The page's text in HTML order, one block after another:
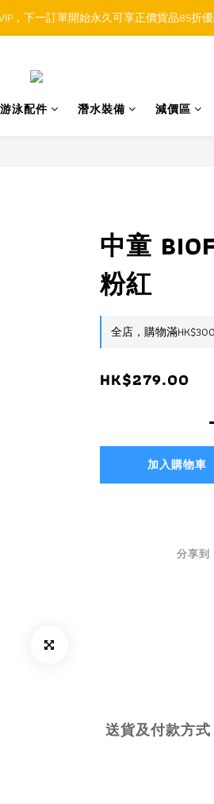
取件通知功能將取代SMS短訊
，下一訂單開始永久可享正價貨品85折
游泳配件 潛水裝備 減價區
中童
粉紅
全店，購物滿
HK$279.00
加入購物車
分享到
送貨及付款方式